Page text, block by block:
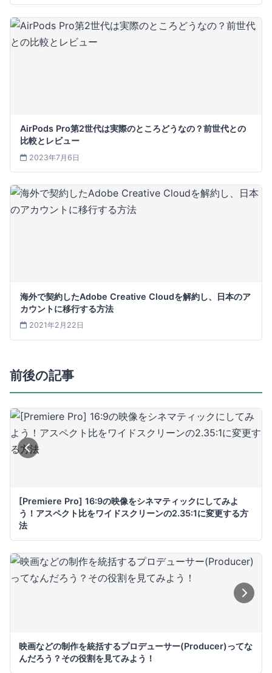
AirPods Pro第2世代は実際のところどうなの？前世代との
比較とレビュー
2023年7月6日
海外で契約したAdobe Creative Cloudを解約し、日本のア
カウントに移行する方法
2021年2月22日
前後の記事
[Premiere Pro] 16:9の映像をシネマティックにしてみよ
う！アスペクト比をワイドスクリーンの2.35:1に変更する方
法
映画などの制作を統括するプロデューサー(Producer)ってな
んだろう？その役割を見てみよう！